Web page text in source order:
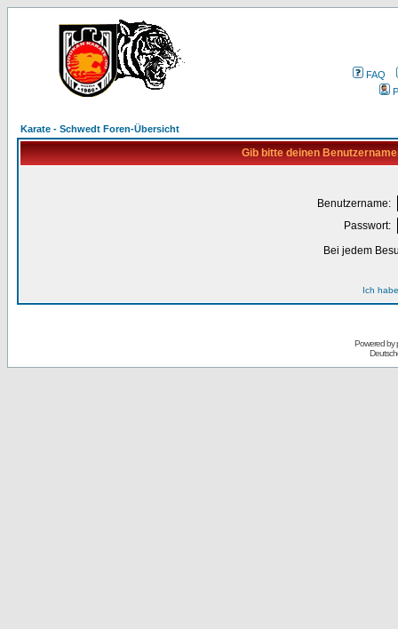
FAQ
Karate - Schwedt Foren-Übersicht
Gib bitte deinen
Benutzername:
Passwort:
Bei jedem
Ich
Powered by